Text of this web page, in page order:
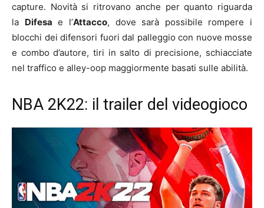
capture. Novità si ritrovano anche per quanto riguarda
la Difesa e l’Attacco, dove sarà possibile rompere i
blocchi dei difensori fuori dal palleggio con nuove mosse
e combo d’autore, tiri in salto di precisione, schiacciate
nel traffico e alley-oop maggiormente basati sulle abilità.
NBA 2K22: il trailer del videogioco